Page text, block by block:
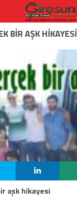
BIR AŞK HIKAYESI
aşk hikayesi